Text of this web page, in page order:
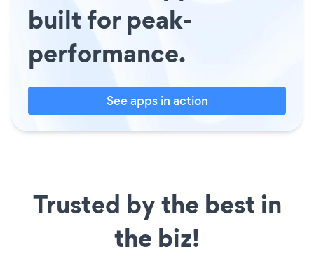
built for peak-
performance.
See apps in action
Trusted by the best in
the biz!